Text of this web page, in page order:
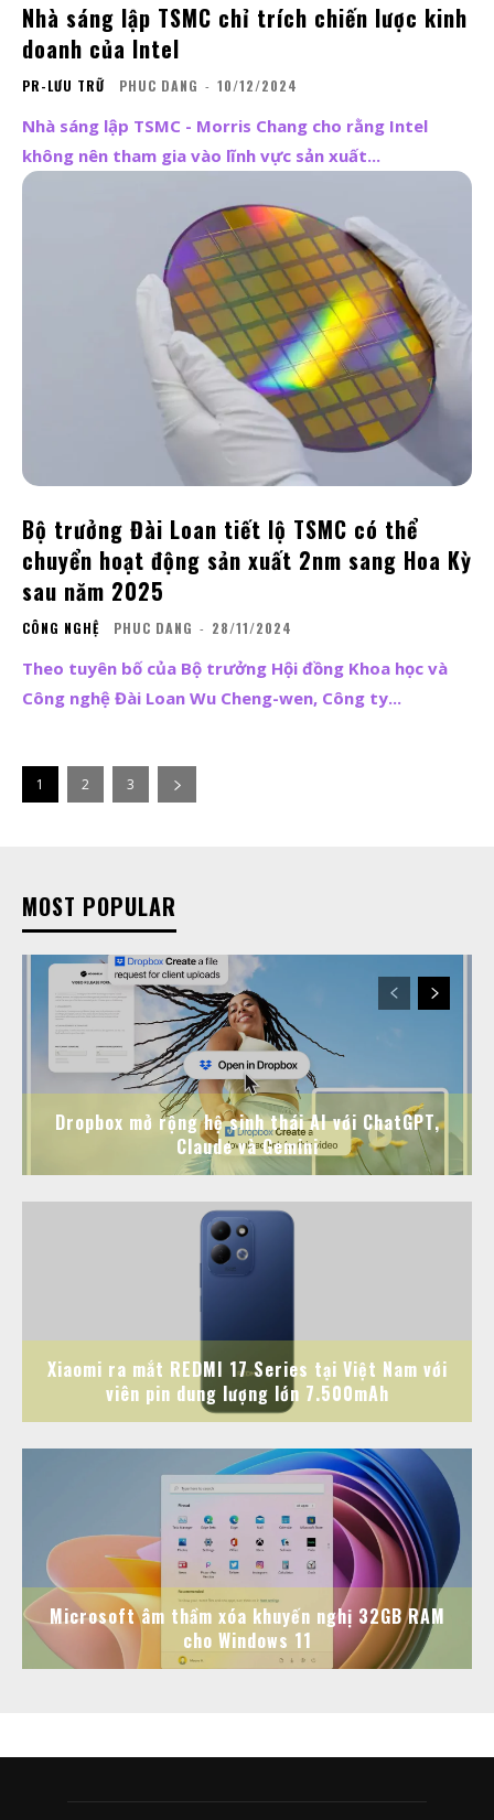
Nhà sáng lập TSMC chỉ trích chiến lược kinh
doanh của Intel
PR-LƯU TRỮ PHUC DANG - 10/12/2024
Nhà sáng lập TSMC - Morris Chang cho rằng Intel
không nên tham gia vào lĩnh vực sản xuất...
Bộ trưởng Đài Loan tiết lộ TSMC có thể
chuyển hoạt động sản xuất 2nm sang Hoa Kỳ
sau năm 2025
CÔNG NGHỆ PHUC DANG - 28/11/2024
Theo tuyên bố của Bộ trưởng Hội đồng Khoa học và
Công nghệ Đài Loan Wu Cheng-wen, Công ty...
1 2 3
MOST POPULAR
Dropbox mở rộng hệ sinh thái AI với ChatGPT,
Claude và Gemini
Xiaomi ra mắt REDMI 17 Series tại Việt Nam với
viên pin dung lượng lớn 7.500mAh
Microsoft âm thầm xóa khuyến nghị 32GB RAM
cho Windows 11